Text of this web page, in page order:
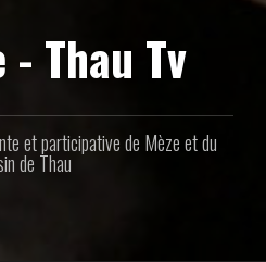
- Thau Tv
et participative de Mèze et du
de Thau